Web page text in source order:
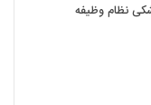
نظام وظیفه